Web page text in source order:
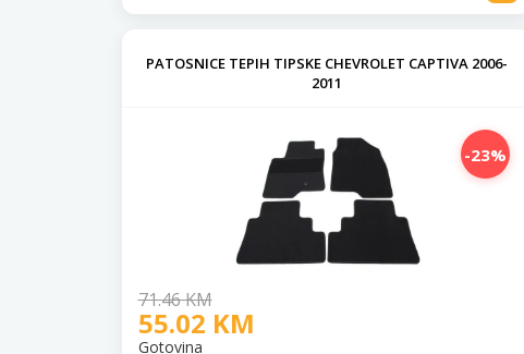
PATOSNICE TEPIH TIPSKE CHEVROLET CAPTIVA 2006-
2011
-23%
71.46 KM
55.02 KM
Gotovina